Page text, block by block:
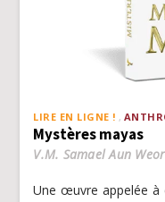
LIRE EN LIGNE !
Mystères mayas
V.M. Samael Aun Weor
Une œuvre appelée à